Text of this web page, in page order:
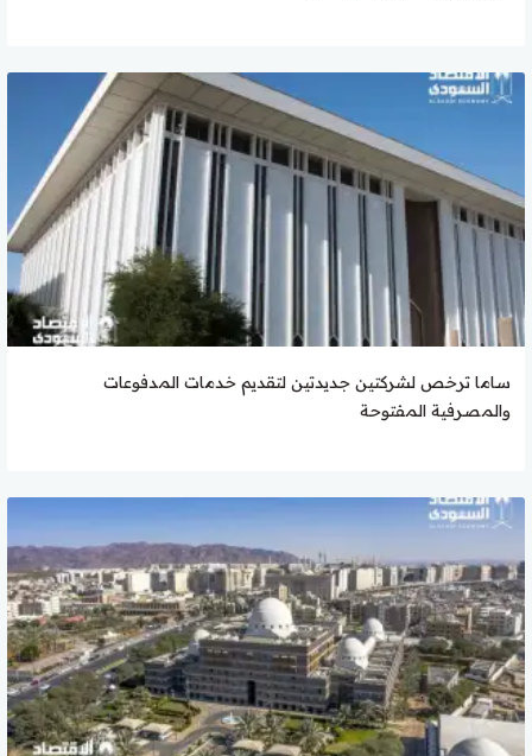
ساما ترخص لشركتين جديدتين لتقديم خدمات المدفوعات
والمصرفية المفتوحة